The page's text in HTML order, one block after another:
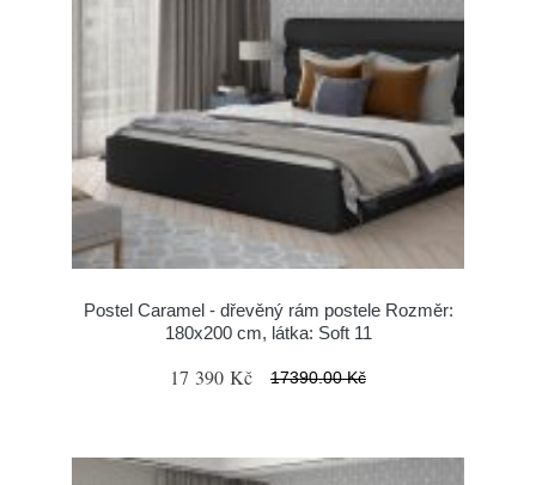
Postel Caramel - dřevěný rám postele Rozměr:
180x200 cm, látka: Soft 11
17 390 Kč 17390.00 Kč